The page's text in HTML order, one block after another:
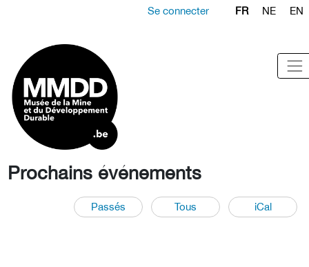
Se connecter FR NE EN
Prochains événements
Passés Tous iCal